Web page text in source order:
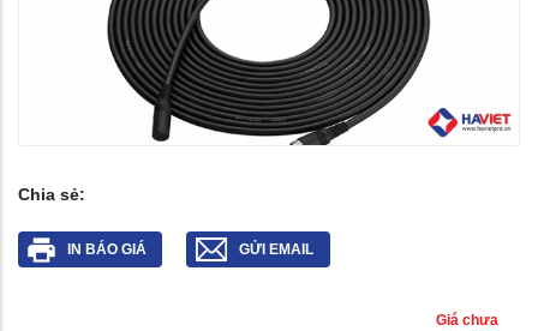
Chia sẻ:
IN BÁO GIÁ GỬI EMAIL
Giá chưa